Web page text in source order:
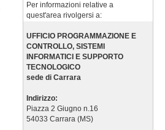
Per informazioni relative a
quest'area rivolgersi a:
UFFICIO PROGRAMMAZIONE E
CONTROLLO, SISTEMI
INFORMATICI E SUPPORTO
TECNOLOGICO
sede di Carrara
Indirizzo:
Piazza 2 Giugno n.16
54033 Carrara (MS)